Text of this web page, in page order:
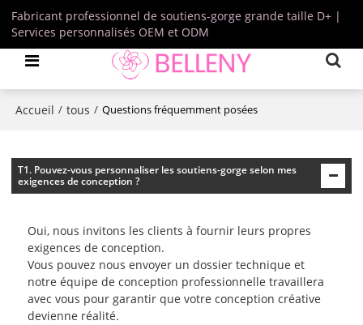
Fabricant professionnel de soutiens-gorge grande taille D+ |
Services personnalisés OEM et ODM
Accueil / tous / Questions fréquemment posées
T1. Pouvez-vous personnaliser les soutiens-gorge selon mes
exigences de conception ?
Oui, nous invitons les clients à fournir leurs propres
exigences de conception.
Vous pouvez nous envoyer un dossier technique et
notre équipe de conception professionnelle travaillera
avec vous pour garantir que votre conception créative
devienne réalité.